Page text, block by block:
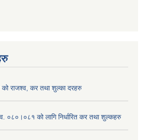
राजश्व, कर तथा शुल्का दरहरु
०८०।०८१ को लागि निर्धारित कर तथा शुल्कहरु